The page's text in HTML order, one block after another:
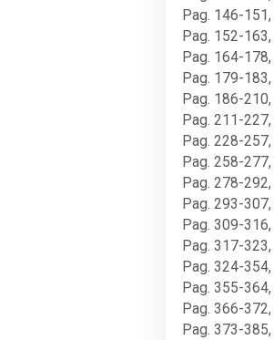
Pag. 146-151,
Pag. 152-163,
Pag. 164-178,
Pag. 179-183,
Pag. 186-210,
Pag. 211-227,
Pag. 228-257,
Pag. 258-277,
Pag. 278-292,
Pag. 293-307,
Pag. 309-316,
Pag. 317-323,
Pag. 324-354,
Pag. 355-364,
Pag. 366-372,
Pag. 373-385,